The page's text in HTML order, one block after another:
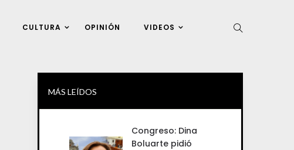
CULTURA OPINIÓN VIDEOS
MÁS LEÍDOS
Congreso: Dina
Boluarte pidió